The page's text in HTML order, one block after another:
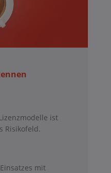
ist
Risikofeld.
mit